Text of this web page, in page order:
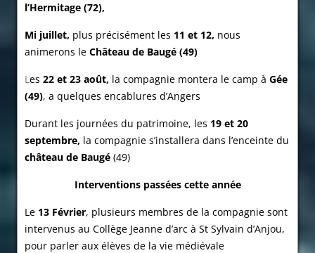
l’Hermitage (72),
Mi juillet, plus précisément les 11 et 12, nous
animerons le Château de Baugé (49)
Les 22 et 23 août, la compagnie montera le camp à Gée
(49), a quelques encablures d’Angers
Durant les journées du patrimoine, les 19 et 20
septembre, la compagnie s’installera dans l’enceinte du
château de Baugé (49)
Interventions passées cette année
Le 13 Février, plusieurs membres de la compagnie sont
intervenus au Collège Jeanne d’arc à St Sylvain d’Anjou,
pour parler aux élèves de la vie médiévale